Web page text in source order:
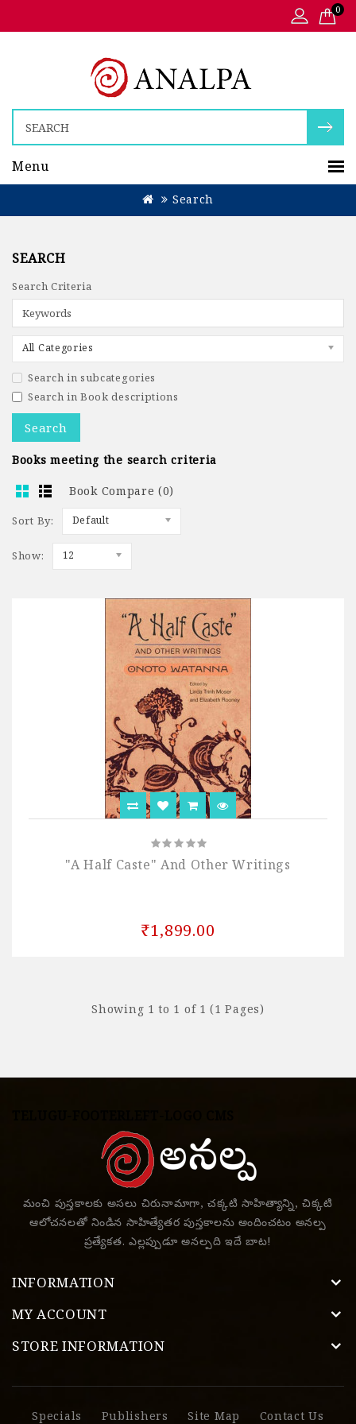
0
Menu
Search
SEARCH
Search Criteria
All Categories
Search in subcategories
Search in Book descriptions
Books meeting the search criteria
Book Compare (0)
Sort By: Default
Show: 12
"A Half Caste" And Other Writings
₹1,899.00
Showing 1 to 1 of 1 (1 Pages)
మంచి పుస్తకాలకు అసలు చిరునామాగా, చక్కటి సాహిత్యాన్ని, చిక్కటి
ఆలోచనలతో నిండిన సాహిత్యేతర పుస్తకాలను అందించటం అనల్ప
ప్రత్యేకత. ఎల్లప్పుడూ అనల్పది ఇదే బాట!
INFORMATION
MY ACCOUNT
STORE INFORMATION
Specials Publishers Site Map Contact Us